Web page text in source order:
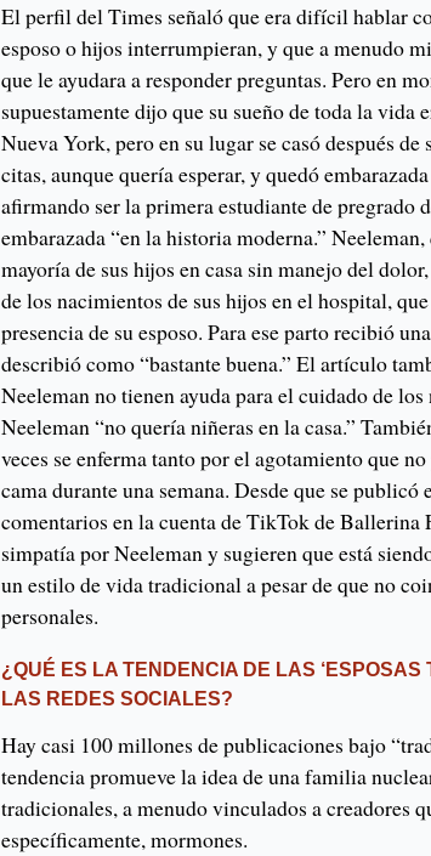
El perfil del Times señaló que era difícil hablar
esposo o hijos interrumpieran, y que a menudo
que le ayudara a responder preguntas. Pero en
supuestamente dijo que su sueño de toda la vida
Nueva York, pero en su lugar se casó después de
citas, aunque quería esperar, y quedó
afirmando ser la primera estudiante de pregrado
embarazada “en la historia moderna.”
mayoría de sus hijos en casa sin manejo del
de los nacimientos de sus hijos en el hospital,
presencia de su esposo. Para ese parto recibió
describió como “bastante buena.” El artículo
Neeleman no tienen ayuda para el cuidado de
Neeleman “no quería niñeras en la casa.”
veces se enferma tanto por el agotamiento que
cama durante una semana. Desde que se publicó
comentarios en la cuenta de TikTok de Ballerina
simpatía por Neeleman y sugieren que está
un estilo de vida tradicional a pesar de que no
personales.
¿QUÉ ES LA TENDENCIA DE LAS ‘ESPOSAS
LAS REDES SOCIALES?
Hay casi 100 millones de publicaciones bajo
tendencia promueve la idea de una familia
tradicionales, a menudo vinculados a creadores
específicamente, mormones.